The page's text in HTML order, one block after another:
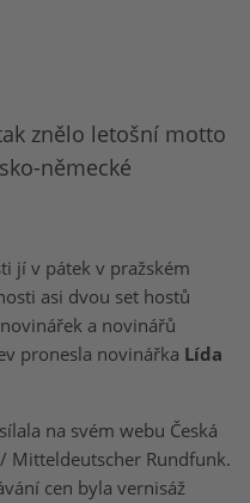
znělo letošní motto
německé
jí v pátek v pražském
asi dvou set hostů
a novinářů
pronesla novinářka Lída
na svém webu Česká
Mitteldeutscher Rundfunk.
cen byla vernisáž